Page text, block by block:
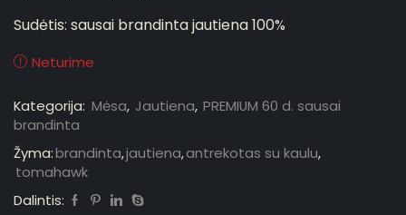
Sudėtis: sausai brandinta jautiena 100%
Neturime
Kategorija: Mėsa, Jautiena, PREMIUM 60 d. sausai
brandinta
Žyma:brandinta,jautiena,antrekotas su kaulu,
tomahawk
Dalintis: